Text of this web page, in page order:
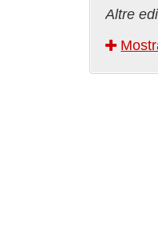
Altre
-